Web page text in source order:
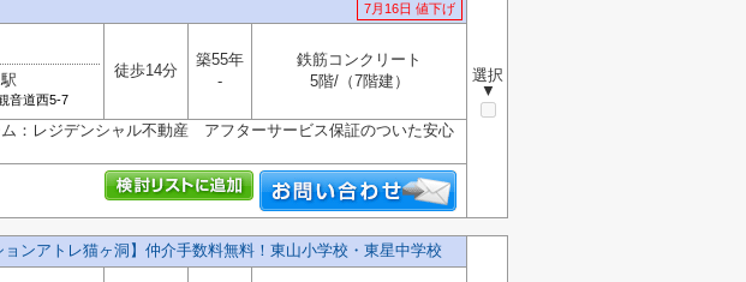
7月16日 値下げ
選択
▼
駅
音道西5-7
徒歩14分
築55年
-
鉄筋コンクリート
5階/（7階建）
：レジデンシャル不動産 アフターサービス保証のついた安心
ョンアトレ猫ヶ洞】仲介手数料無料！東山小学校・東星中学校